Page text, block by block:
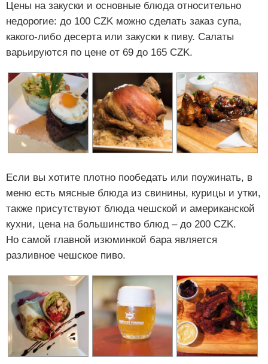
Цены на закуски и основные блюда относительно
недорогие: до 100 CZK можно сделать заказ супа,
какого-либо десерта или закуски к пиву. Салаты
варьируются по цене от 69 до 165 CZK.
Если вы хотите плотно пообедать или поужинать, в
меню есть мясные блюда из свинины, курицы и утки,
также присутствуют блюда чешской и американской
кухни, цена на большинство блюд – до 200 CZK.
Но самой главной изюминкой бара является
разливное чешское пиво.